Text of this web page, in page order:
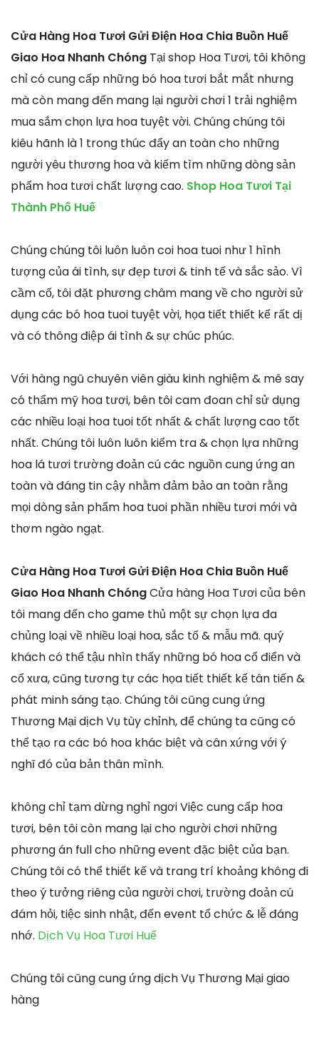
Cửa Hàng Hoa Tươi Gửi Điện Hoa Chia Buồn Huế
Giao Hoa Nhanh Chóng Tại shop Hoa Tươi, tôi không
chỉ có cung cấp những bó hoa tươi bắt mắt nhưng
mà còn mang đến mang lại người chơi 1 trải nghiệm
mua sắm chọn lựa hoa tuyệt vời. Chúng chúng tôi
kiêu hãnh là 1 trong thúc đẩy an toàn cho những
người yêu thương hoa và kiếm tìm những dòng sản
phẩm hoa tươi chất lượng cao. Shop Hoa Tươi Tại
Thành Phố Huế
Chúng chúng tôi luôn luôn coi hoa tuoi như 1 hình
tượng của ái tình, sự đẹp tươi & tinh tế và sắc sảo. Vì
cầm cố, tôi đặt phương châm mang về cho người sử
dụng các bó hoa tuoi tuyệt vời, họa tiết thiết kế rất dị
và có thông điệp ái tình & sự chúc phúc.
Với hàng ngũ chuyên viên giàu kinh nghiệm & mê say
có thẩm mỹ hoa tươi, bên tôi cam đoan chỉ sử dụng
các nhiều loại hoa tuoi tốt nhất & chất lượng cao tốt
nhất. Chúng tôi luôn luôn kiểm tra & chọn lựa những
hoa lá tươi trường đoản cú các nguồn cung ứng an
toàn và đáng tin cậy nhằm đảm bảo an toàn rằng
mọi dòng sản phẩm hoa tuoi phần nhiều tươi mới và
thơm ngào ngạt.
Cửa Hàng Hoa Tươi Gửi Điện Hoa Chia Buồn Huế
Giao Hoa Nhanh ChóngCửa hàng Hoa Tươi của bên
tôi mang đến cho game thủ một sự chọn lựa đa
chủng loại về nhiều loại hoa, sắc tố & mẫu mã. quý
khách có thể tậu nhìn thấy những bó hoa cổ điển và
cổ xưa, cũng tương tự các họa tiết thiết kế tân tiến &
phát minh sáng tạo. Chúng tôi cũng cung ứng
Thương Mại dịch Vụ tùy chỉnh, để chúng ta cũng có
thể tạo ra các bó hoa khác biệt và cân xứng với ý
nghĩ đó của bản thân mình.
không chỉ tạm dừng nghỉ ngơi Việc cung cấp hoa
tươi, bên tôi còn mang lại cho người chơi những
phương án full cho những event đặc biệt của bạn.
Chúng tôi có thể thiết kế và trang trí khoảng không đi
theo ý tưởng riêng của người chơi, trường đoản cú
đám hỏi, tiệc sinh nhật, đến event tổ chức & lễ đáng
nhớ. Dịch Vụ Hoa Tươi Huế
Chúng tôi cũng cung ứng dịch Vụ Thương Mại giao
hàng